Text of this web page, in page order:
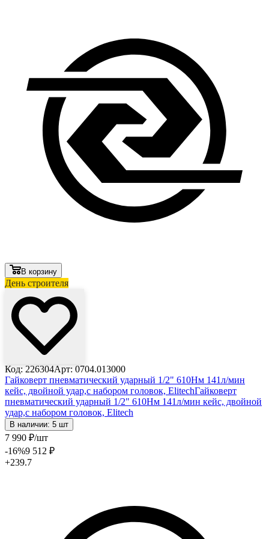
В корзину
День строителя
Код: 226304Арт: 0704.013000
Гайковерт пневматический ударный 1/2" 610Нм 141л/мин
кейс, двойной удар,с набором головок, ElitechГайковерт
пневматический ударный 1/2" 610Нм 141л/мин кейс, двойной
удар,с набором головок, Elitech
В наличии: 5 шт
7 990 ₽/шт
-16%9 512 ₽
+239.7